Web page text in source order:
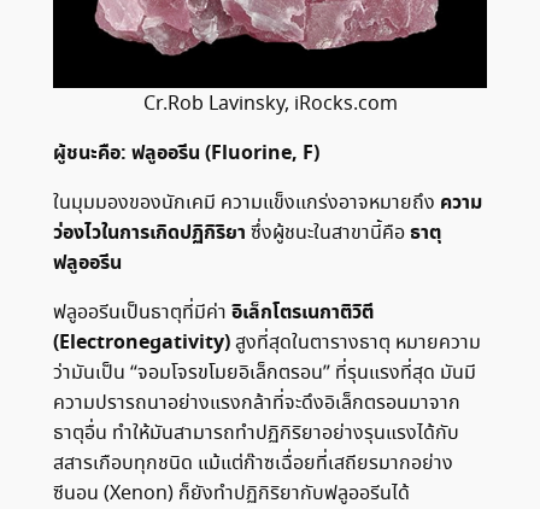
Cr.Rob Lavinsky, iRocks.com
ผู้ชนะคือ: ฟลูออรีน (Fluorine, F)
ในมุมมองของนักเคมี ความแข็งแกร่งอาจหมายถึง ความ
ว่องไวในการเกิดปฏิกิริยา ซึ่งผู้ชนะในสาขานี้คือธาตุ
ฟลูออรีน
ฟลูออรีนเป็นธาตุที่มีค่า อิเล็กโตรเนกาติวิตี
(Electronegativity)สูงที่สุดในตารางธาตุ หมายความ
ว่ามันเป็น “จอมโจรขโมยอิเล็กตรอน” ที่รุนแรงที่สุด มันมี
ความปรารถนาอย่างแรงกล้าที่จะดึงอิเล็กตรอนมาจาก
ธาตุอื่น ทำให้มันสามารถทำปฏิกิริยาอย่างรุนแรงได้กับ
สสารเกือบทุกชนิด แม้แต่ก๊าซเฉื่อยที่เสถียรมากอย่าง
ซีนอน (Xenon) ก็ยังทำปฏิกิริยากับฟลูออรีนได้